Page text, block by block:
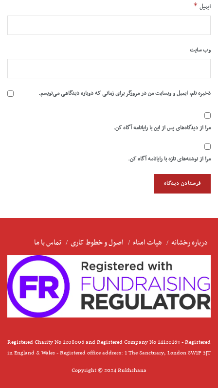
ایمیل *
وب‌ سایت
ذخیره نام، ایمیل و وبسایت من در مرورگر برای زمانی که دوباره دیدگاهی می‌نویسم.
مرا از دیدگاه‌های پس از این با رایانامه آگاه کن.
مرا از نوشته‌های تازه با رایانامه آگاه کن.
درباره رخشانه هیات امناء اصول و خطوط کاری تماس با ما
Registered Charity No 1208006 and Registered Company No 14120163 - Registered
in England & Wales - Registered office address: 1 The Sanctuary, London SW1P 3JT
Copyright © 2024 Rukhshana